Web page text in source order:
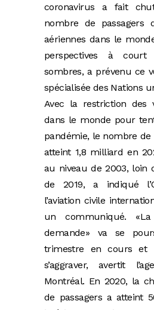
coronavirus a fait
nombre de passagers
aériennes dans le
perspectives à court
sombres, a prévenu ce
spécialisée des Nations
Avec la restriction des
dans le monde pour
pandémie, le nombre de
atteint 1,8 milliard en
au niveau de 2003, loin
de 2019, a indiqué
l’aviation civile
un communiqué.
demande» va se
trimestre en cours et
s’aggraver, avertit
Montréal. En 2020, la
de passagers a atteint